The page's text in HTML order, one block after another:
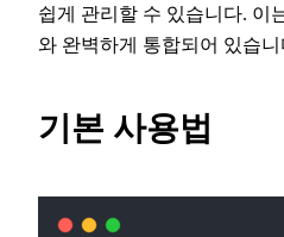
쉽게 관리할 수 있습니다. 이
와 완벽하게 통합되어 있습니
기본 사용법